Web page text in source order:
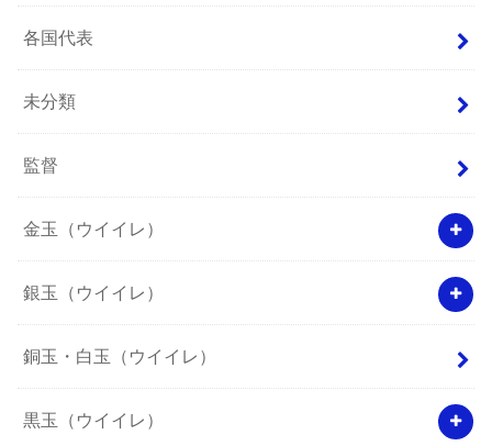
各国代表
未分類
監督
金玉（ウイイレ）
銀玉（ウイイレ）
銅玉・白玉（ウイイレ）
黒玉（ウイイレ）